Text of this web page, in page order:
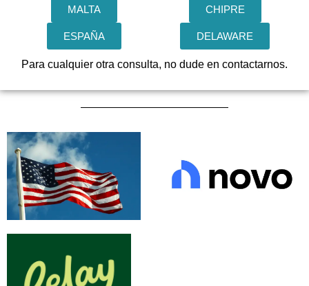
MALTA CHIPRE
ESPAÑA DELAWARE
Para cualquier otra consulta, no dude en contactarnos.